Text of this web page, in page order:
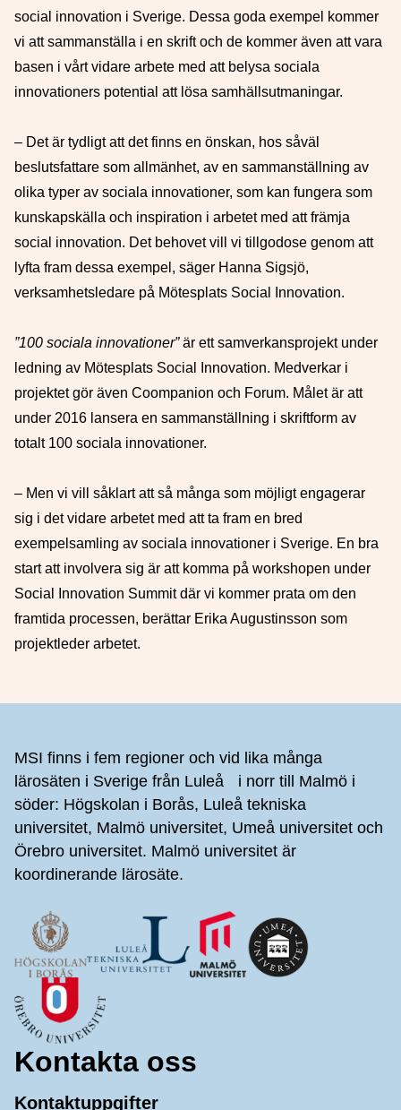
social innovation i Sverige. Dessa goda exempel kommer
vi att sammanställa i en skrift och de kommer även att vara
basen i vårt vidare arbete med att belysa sociala
innovationers potential att lösa samhällsutmaningar.
– Det är tydligt att det finns en önskan, hos såväl
beslutsfattare som allmänhet, av en sammanställning av
olika typer av sociala innovationer, som kan fungera som
kunskapskälla och inspiration i arbetet med att främja
social innovation. Det behovet vill vi tillgodose genom att
lyfta fram dessa exempel, säger Hanna Sigsjö,
verksamhetsledare på Mötesplats Social Innovation.
”100 sociala innovationer”är ett samverkansprojekt under
ledning av Mötesplats Social Innovation. Medverkar i
projektet gör även Coompanion och Forum. Målet är att
under 2016 lansera en sammanställning i skriftform av
totalt 100 sociala innovationer.
– Men vi vill såklart att så många som möjligt engagerar
sig i det vidare arbetet med att ta fram en bred
exempelsamling av sociala innovationer i Sverige. En bra
start att involvera sig är att komma på workshopen under
Social Innovation Summit där vi kommer prata om den
framtida processen, berättar Erika Augustinsson som
projektleder arbetet.
MSI finns i fem regioner och vid lika många
lärosäten i Sverige från Luleå i norr till Malmö i
söder: Högskolan i Borås, Luleå tekniska
universitet, Malmö universitet, Umeå universitet och
Örebro universitet. Malmö universitet är
koordinerande lärosäte.
Kontakta oss
Kontaktuppgifter